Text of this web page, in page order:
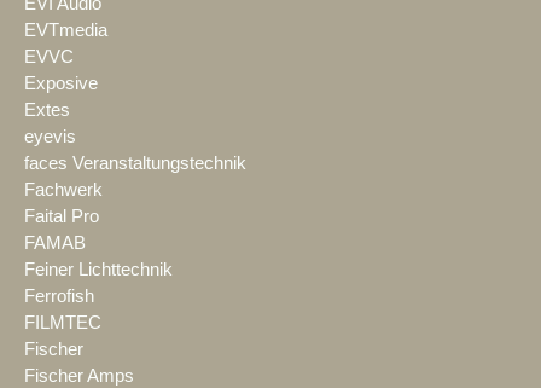
EVI Audio
EVTmedia
EVVC
Exposive
Extes
eyevis
faces Veranstaltungstechnik
Fachwerk
Faital Pro
FAMAB
Feiner Lichttechnik
Ferrofish
FILMTEC
Fischer
Fischer Amps